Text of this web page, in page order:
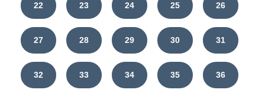
22 23 24 25 26
27 28 29 30 31
32 33 34 35 36